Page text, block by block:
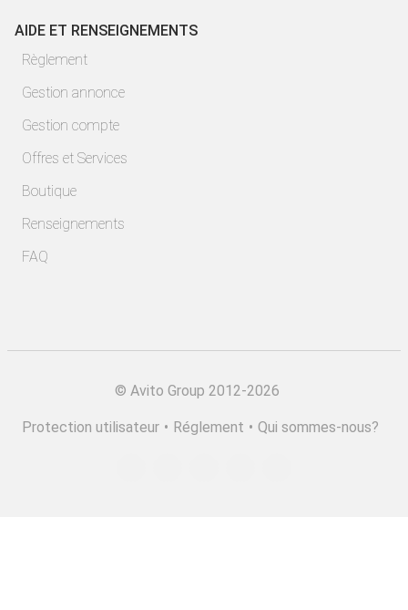
AIDE ET RENSEIGNEMENTS
Règlement
Gestion annonce
Gestion compte
Offres et Services
Boutique
Renseignements
FAQ
© Avito Group 2012-2026
Protection utilisateur • Réglement • Qui sommes-nous?